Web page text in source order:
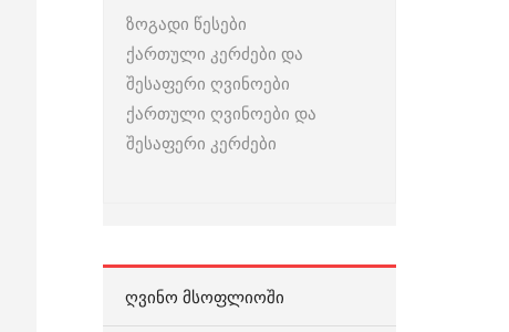
ზოგადი წესები
ქართული კერძები და
შესაფერი ღვინოები
ქართული ღვინოები და
შესაფერი კერძები
ᲦᲕᲘᲜᲝ ᲛᲡᲝᲤᲚᲘᲝᲨᲘ